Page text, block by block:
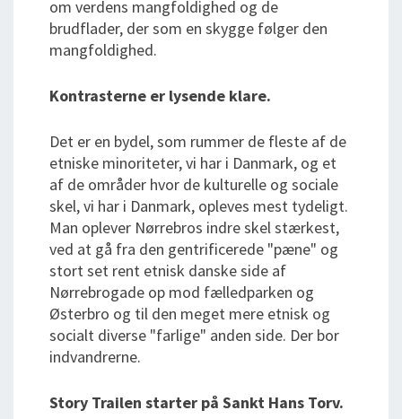
om verdens mangfoldighed og de
brudflader, der som en skygge følger den
mangfoldighed.
Kontrasterne er lysende klare.
Det er en bydel, som rummer de fleste af de
etniske minoriteter, vi har i Danmark, og et
af de områder hvor de kulturelle og sociale
skel, vi har i Danmark, opleves mest tydeligt.
Man oplever Nørrebros indre skel stærkest,
ved at gå fra den gentrificerede "pæne" og
stort set rent etnisk danske side af
Nørrebrogade op mod fælledparken og
Østerbro og til den meget mere etnisk og
socialt diverse "farlige" anden side. Der bor
indvandrerne.
Story Trailen starter på Sankt Hans Torv.